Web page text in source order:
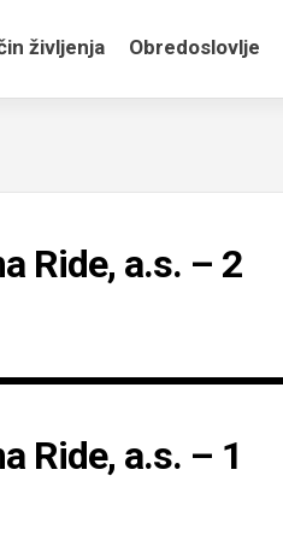
življenja Obredoslovlje
Ride, a.s. – 2
Ride, a.s. – 1